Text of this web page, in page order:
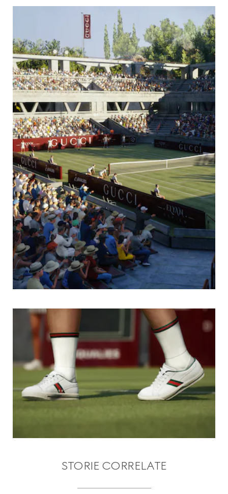
STORIE CORRELATE